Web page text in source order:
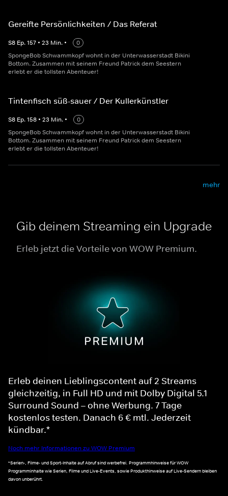
Gereifte Persönlichkeiten / Das Referat
S8 Ep.157 • 23 Min. •
0
SpongeBob Schwammkopf wohnt in der Unterwasserstadt Bikini
Bottom. Zusammen mit seinem Freund Patrick dem Seestern
erlebt er die tollsten Abenteuer!
Tintenfisch süß-sauer / Der Kullerkünstler
S8 Ep.158 • 23 Min. •
0
SpongeBob Schwammkopf wohnt in der Unterwasserstadt Bikini
Bottom. Zusammen mit seinem Freund Patrick dem Seestern
erlebt er die tollsten Abenteuer!
mehr
Gib deinem Streaming ein Upgrade
Erleb jetzt die Vorteile von WOW Premium.
Erleb deinen Lieblingscontent auf 2 Streams
gleichzeitig, in Full HD und mit Dolby Digital 5.1
Surround Sound – ohne Werbung. 7 Tage
kostenlos testen. Danach 6 € mtl. Jederzeit
kündbar.*
Noch mehr Informationen zu WOW Premium
*Serien-, Filme- und Sport-Inhalte auf Abruf sind werbefrei. Programmhinweise für WOW
Programminhalte wie Serien, Filme und Live-Events, sowie Produkthinweise auf Live-Sendern bleiben
davon unberührt.